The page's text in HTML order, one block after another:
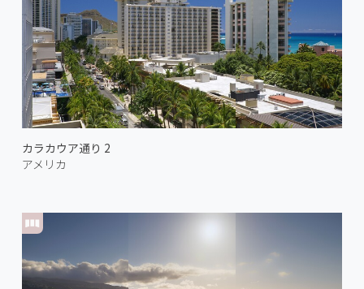
カラカウア通り 2
アメリカ